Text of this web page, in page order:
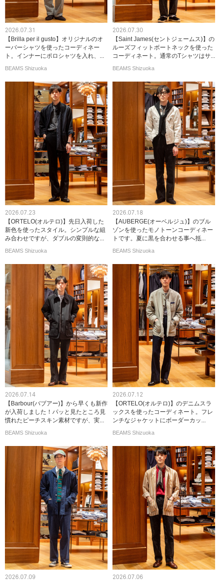
2026.07.31
【Brilla per il gusto】オリジナルのオ
ーバーシャツを使ったコーディネー
ト。インナーにポロシャツを入れ、...
BEAMS Shizuoka
2026.07.30
【Saint James(セントジェームス)】の
ルーズフィットボートネックを使った
コーディネート。通常のTシャツはサ...
BEAMS Shizuoka
2026.07.23
【ORTELO(オルテロ)】先日入荷した
新色を使ったスタイル。シンプルな組
み合わせですが、ダブルの変則的な...
BEAMS Shizuoka
2026.07.18
【AUBERGE(オーベルジュ)】のブル
ゾンを使ったモノトーンコーディネー
トです。夏に黒を合わせる事へ抵...
BEAMS Shizuoka
2026.07.14
【Barbour(バブアー)】から早くも新作
が入荷しました！パッと見たところ見
慣れたピーチスキン素材ですが、実...
BEAMS Shizuoka
2026.07.12
【ORTELO(オルテロ)】のデニムスラ
ックスを使ったコーディネート。フレ
ンチなジャケットにボーダーカッ...
BEAMS Shizuoka
2026.07.09 2026.07.06